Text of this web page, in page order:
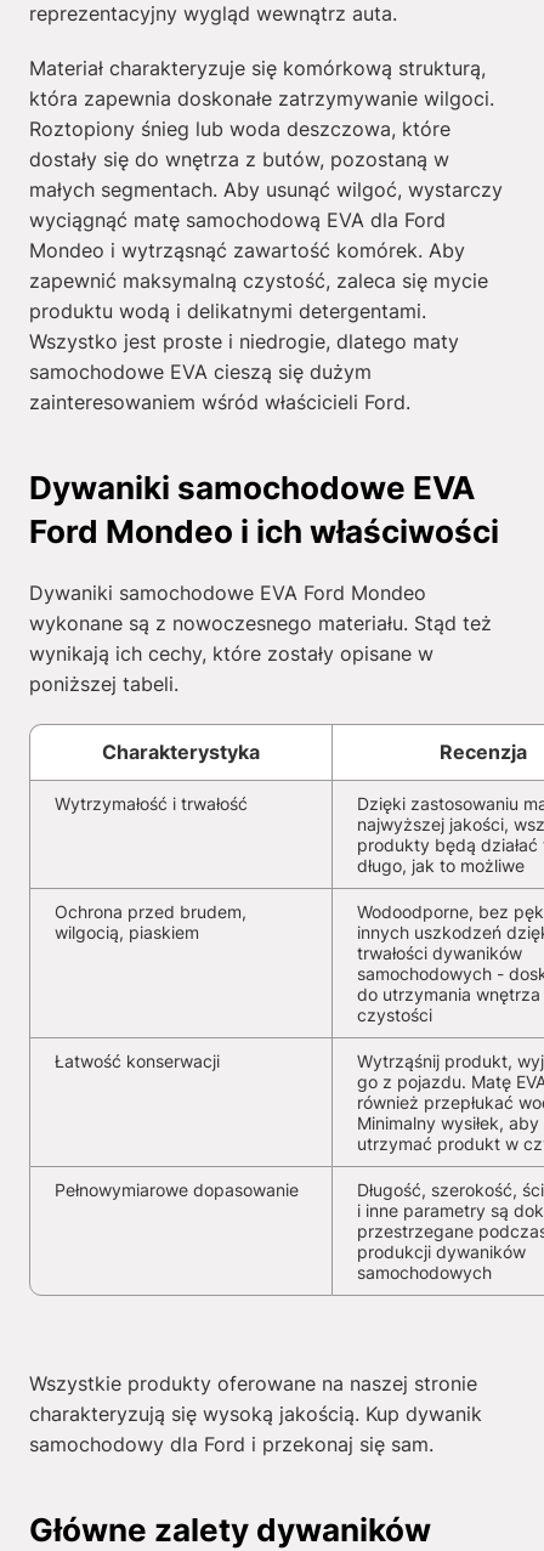
reprezentacyjny wygląd wewnątrz auta.
Materiał charakteryzuje się komórkową strukturą,
która zapewnia doskonałe zatrzymywanie wilgoci.
Roztopiony śnieg lub woda deszczowa, które
dostały się do wnętrza z butów, pozostaną w
małych segmentach. Aby usunąć wilgoć, wystarczy
wyciągnąć matę samochodową EVA dla Ford
Mondeo i wytrząsnąć zawartość komórek. Aby
zapewnić maksymalną czystość, zaleca się mycie
produktu wodą i delikatnymi detergentami.
Wszystko jest proste i niedrogie, dlatego maty
samochodowe EVA cieszą się dużym
zainteresowaniem wśród właścicieli Ford.
Dywaniki samochodowe EVA
Ford Mondeo i ich właściwości
Dywaniki samochodowe EVA Ford Mondeo
wykonane są z nowoczesnego materiału. Stąd też
wynikają ich cechy, które zostały opisane w
poniższej tabeli.
Charakterystyka Recenzja
Wytrzymałość i trwałość
Dzięki zastosowaniu
najwyższej jakości,
produkty będą działać
długo, jak to możliwe
Ochrona przed brudem,
wilgocią, piaskiem
Wodoodporne, bez
innych uszkodzeń
trwałości dywaników
samochodowych -
do utrzymania wnętrza
czystości
Łatwość konserwacji
Wytrząśnij produkt,
go z pojazdu. Matę
również przepłukać
Minimalny wysiłek, aby
utrzymać produkt w
Pełnowymiarowe dopasowanie
Długość, szerokość,
i inne parametry są
przestrzegane
produkcji dywaników
samochodowych
Wszystkie produkty oferowane na naszej stronie
charakteryzują się wysoką jakością. Kup dywanik
samochodowy dla Ford i przekonaj się sam.
Główne zalety dywaników